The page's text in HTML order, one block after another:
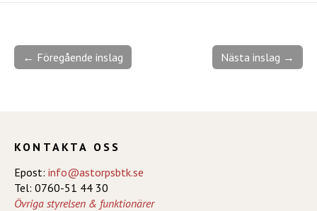
Nästa inslag →
← Föregående inslag
KONTAKTA OSS
Epost: info@astorpsbtk.se
Tel: 0760-51 44 30
Övriga styrelsen & funktionärer